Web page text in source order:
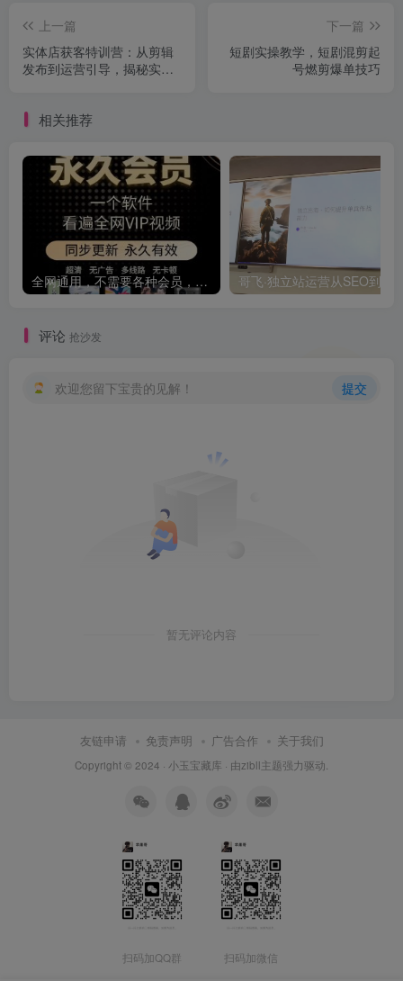
上一篇
实体店获客特训营：从剪辑
发布到运营引导，揭秘实体
下一篇
短剧实操教学，短剧混剪起
号燃剪爆单技巧
相关推荐
全网通用，不需要各种会员，再也不缺电影看！！
评论 抢沙发
欢迎您留下宝贵的见解！ 提交
暂无评论内容
友链申请 免责声明 广告合作 关于我们
Copyright © 2024 · 小玉宝藏库 · 由zibll主题强力驱动.
扫码加QQ群 扫码加微信